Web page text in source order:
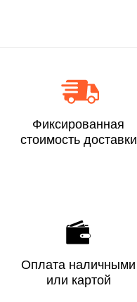
Фиксированная
стоимость доставки
Оплата наличными
или картой